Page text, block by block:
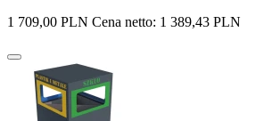
1 709,00 PLN Cena netto: 1 389,43 PLN